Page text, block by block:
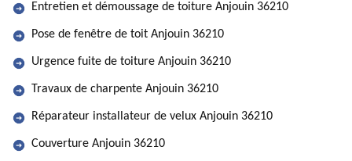
Entretien et démoussage de toiture Anjouin 36210
Pose de fenêtre de toit Anjouin 36210
Urgence fuite de toiture Anjouin 36210
Travaux de charpente Anjouin 36210
Réparateur installateur de velux Anjouin 36210
Couverture Anjouin 36210